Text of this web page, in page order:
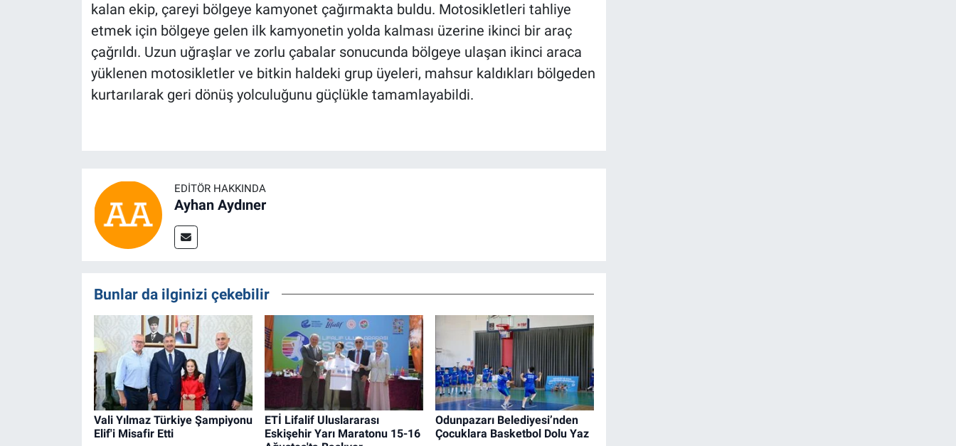
kalan ekip, çareyi bölgeye kamyonet çağırmakta buldu. Motosikletleri tahliye
etmek için bölgeye gelen ilk kamyonetin yolda kalması üzerine ikinci bir araç
çağrıldı. Uzun uğraşlar ve zorlu çabalar sonucunda bölgeye ulaşan ikinci araca
yüklenen motosikletler ve bitkin haldeki grup üyeleri, mahsur kaldıkları bölgeden
kurtarılarak geri dönüş yolculuğunu güçlükle tamamlayabildi.
EDITÖR HAKKINDA
Ayhan Aydıner
Bunlar da ilginizi çekebilir
Vali Yılmaz Türkiye Şampiyonu
Elif'i Misafir Etti
ETİ Lifalif Uluslararası
Eskişehir Yarı Maratonu 15-16
Odunpazarı Belediyesi’nden
Çocuklara Basketbol Dolu Yaz